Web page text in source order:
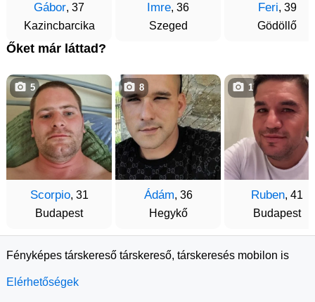
Gábor, 37
Kazincbarcika
Imre, 36
Szeged
Feri, 39
Gödöllő
Őket már láttad?
Scorpio, 31
Budapest
5
Ádám, 36
Hegykő
8
Ruben, 41
Budapest
1
Fényképes társkereső társkereső, társkeresés mobilon is
Elérhetőségek